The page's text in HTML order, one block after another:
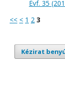
Évf. 35
<< < 1 2 3
Kézirat